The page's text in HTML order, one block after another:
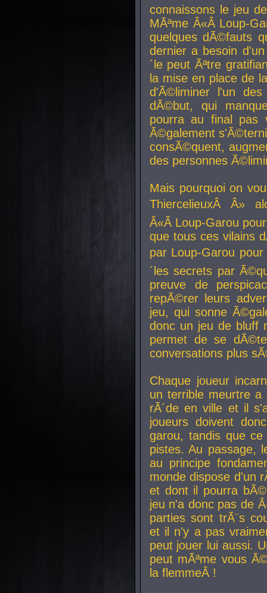
connaissons le jeu
MÃªme Â«Â Loup-
quelques dÃ©fauts
dernier a besoin
´le peut Ãªtre
la mise en place de
d'Ã©liminer l'un
dÃ©but, qui
pourra au final pas
Ã©galement
consÃ©quent,
des personnes
Mais pourquoi on
ThiercelieuxÂ Â»
Â«Â Loup-Garou
que tous ces vilains
par Loup-Garou
´les secrets par
preuve de
repÃ©rer leurs
jeu, qui sonne
donc un jeu de bluff
permet de se
conversations plus
Chaque joueur
un terrible meurtre
rÃ´de en ville et il
joueurs doivent
garou, tandis que
pistes. Au passage,
au principe
monde dispose d'un
et dont il pourra
jeu n'a donc pas de
parties sont trÃ¨s
et il n'y a pas
peut jouer lui aussi.
peut mÃªme vous
la flemmeÂ !